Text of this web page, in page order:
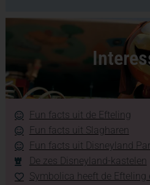
Fun facts uit de Efteling
Fun facts uit Slagharen
Fun facts uit Disneyland
De zes Disneyland-kastelen
Symbolica heeft de Efteling